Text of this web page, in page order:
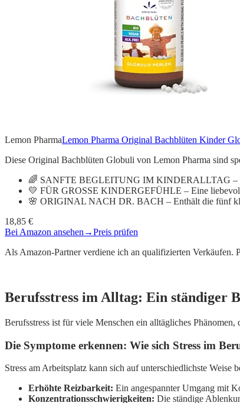
Lemon PharmaLemon Pharma Original Bachblüten Kinder
Diese Original Bachblüten Globuli von Lemon Pharma sind
🌈 SANFTE BEGLEITUNG IM KINDERALLTAG –
💛 FÜR GROSSE KINDERGEFÜHLE – Eine
🌸 ORIGINAL NACH DR. BACH – Enthält die fünf
18,85 €
Bei Amazon ansehen →Preis prüfen
Als Amazon-Partner verdiene ich an qualifizierten
Berufsstress im Alltag: Ein ständiger
Berufsstress ist für viele Menschen ein alltägliches
Die Symptome erkennen: Wie sich Stress im
Stress am Arbeitsplatz kann sich auf unterschiedlichste Weise
Erhöhte Reizbarkeit: Ein angespannter Umgang mit
Konzentrationsschwierigkeiten: Die ständige